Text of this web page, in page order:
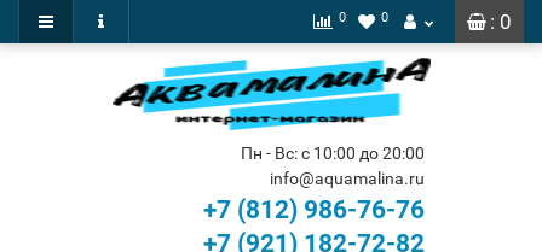
: 0
0 0
Пн - Вс: с 10:00 до 20:00
info@aquamalina.ru
+7 (812) 986-76-76
+7 (921) 182-72-82